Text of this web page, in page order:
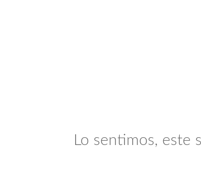
Lo sentimos, este